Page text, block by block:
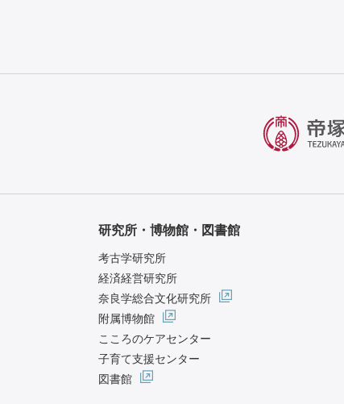
研究所・博物館・図書館
考古学研究所
経済経営研究所
奈良学総合文化研究所
附属博物館
こころのケアセンター
子育て支援センター
図書館